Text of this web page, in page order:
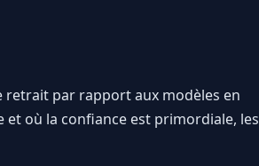
retrait par rapport aux modèles en
où la confiance est primordiale, les